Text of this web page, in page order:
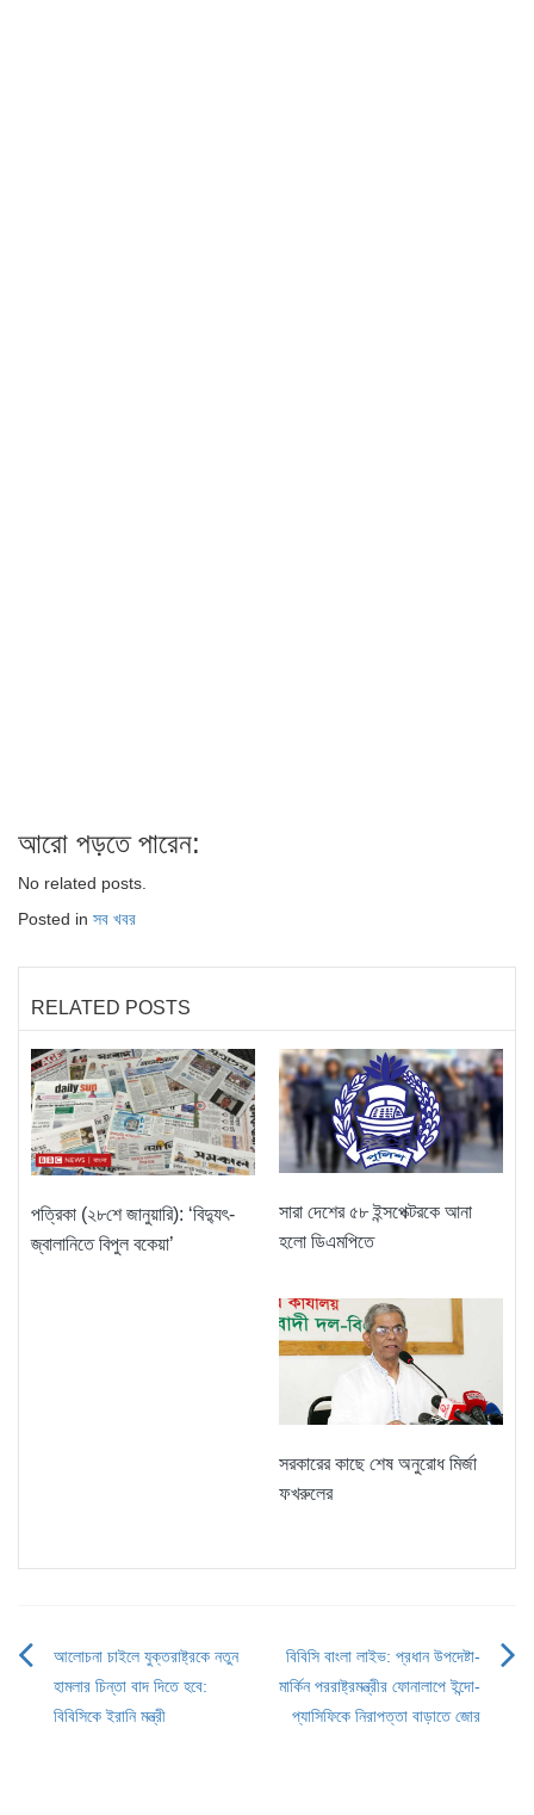
আরো পড়তে পারেন:
No related posts.
Posted in সব খবর
RELATED POSTS
পত্রিকা (২৮শে জানুয়ারি): ‘বিদ্যুৎ-
জ্বালানিতে বিপুল বকেয়া’
সারা দেশের ৫৮ ইন্সপেক্টরকে আনা
হলো ডিএমপিতে
সরকারের কাছে শেষ অনুরোধ মির্জা
ফখরুলের
Post
navigation
আলোচনা চাইলে যুক্তরাষ্ট্রকে নতুন
হামলার চিন্তা বাদ দিতে হবে:
বিবিসিকে ইরানি মন্ত্রী
বিবিসি বাংলা লাইভ: প্রধান উপদেষ্টা-
মার্কিন পররাষ্ট্রমন্ত্রীর ফোনালাপে ইন্দো-
প্যাসিফিকে নিরাপত্তা বাড়াতে জোর